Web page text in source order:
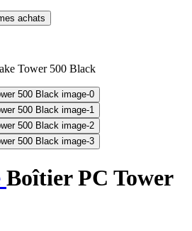
achats
Tower 500 Black
Boîtier PC Tower